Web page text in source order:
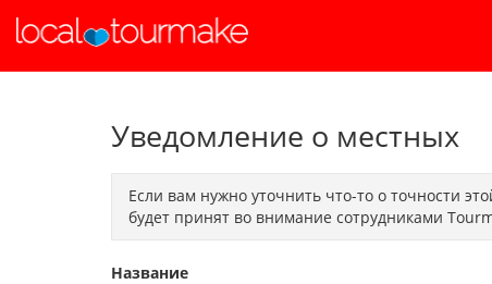
Уведомление о местных
Если вам нужно уточнить что-то о точности
будет принят во внимание сотрудниками
Название